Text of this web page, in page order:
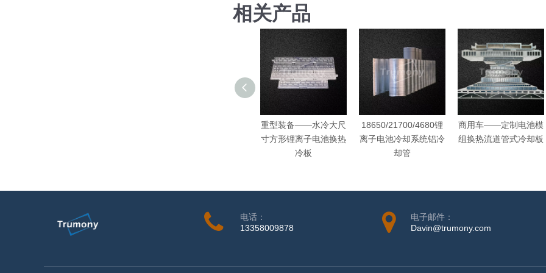
相关产品
重型装备——水冷大尺
寸方形锂离子电池换热
冷板
18650/21700/4680锂
离子电池冷却系统铝冷
却管
商用车——定制电池模
组换热流道管式冷却板
电话：
13358009878
电子邮件：
Davin@trumony.com